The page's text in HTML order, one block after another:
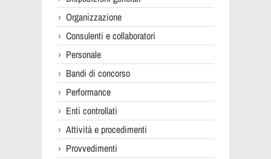
Organizzazione
Consulenti e collaboratori
Personale
Bandi di concorso
Performance
Enti controllati
Attività e procedimenti
Provvedimenti